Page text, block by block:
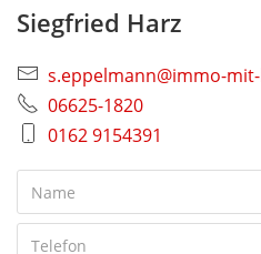
Siegfried Harz
s.eppelmann@immo-
06625-1820
0162 9154391